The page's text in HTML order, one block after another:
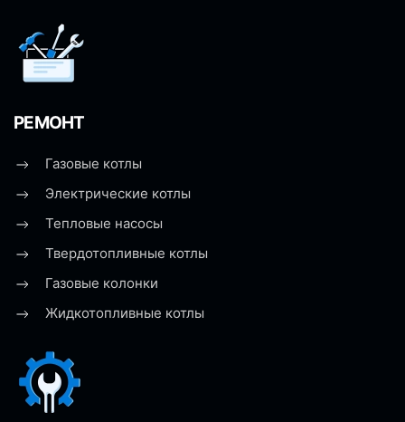
РЕМОНТ
Газовые котлы
Электрические котлы
Тепловые насосы
Твердотопливные котлы
Газовые колонки
Жидкотопливные котлы